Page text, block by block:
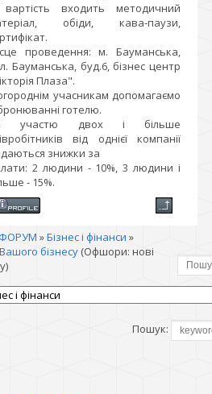
входить методичний
обіди, кава-паузи,
проведення: м. Бауманська,
Бауманська, буд.6, бізнес центр
Плаза".
учасникам допомагаємо
готелю.
участю двох і більше
від однієї компанії
знижки за
2 людини - 10%, 3 людини і
- 15%.
ФОРУМ »Бізнес і фінанси »
бізнесу (Офшори: нові
Пошук: